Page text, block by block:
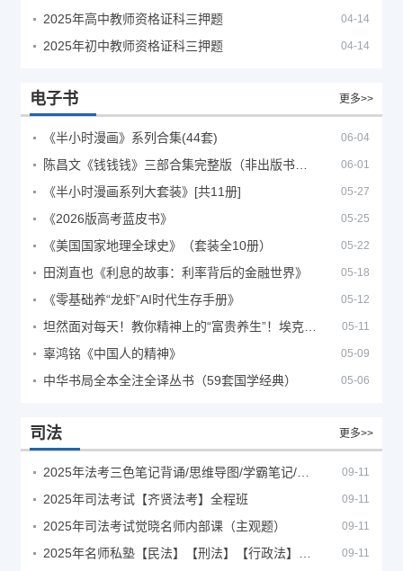
2025年高中教师资格证科三押题 04-14
2025年初中教师资格证科三押题 04-14
电子书 更多>>
《半小时漫画》系列合集(44套) 06-04
06-01
《半小时漫画系列大套装》[共11册] 05-27
《2026版高考蓝皮书》 05-25
《美国国家地理全球史》（套装全10册） 05-22
田渕直也《利息的故事：利率背后的金融世界》 05-18
《零基础养“龙虾”AI时代生存手册》 05-12
05-11
辜鸿铭《中国人的精神》 05-09
中华书局全本全注全译丛书（59套国学经典） 05-06
司法 更多>>
09-11
2025年司法考试【齐贤法考】全程班 09-11
2025年司法考试觉晓名师内部课（主观题） 09-11
09-11